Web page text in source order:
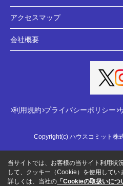
アクセスマップ
会社概要
利用規約 プライバシーポリシー
Copyright(c) ハウスコミット株
当サイトでは、お客様の当サイト利用状
して、クッキー（Cookie）を使用してい
詳しくは、当社の 「Cookieの取扱いにつ